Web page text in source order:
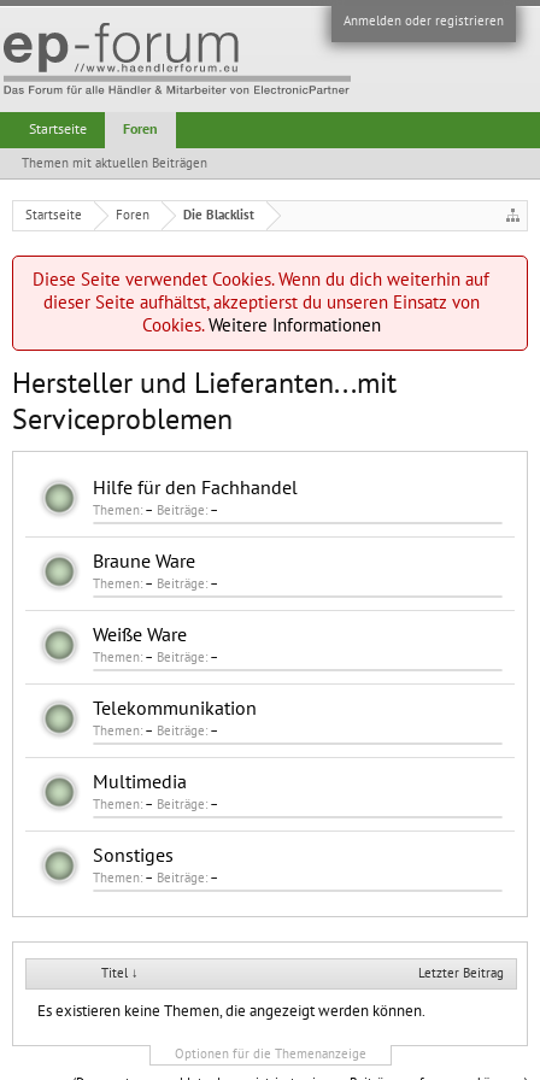
Anmelden oder registrieren
Startseite Foren Die Blacklist
Diese Seite verwendet Cookies. Wenn du dich weiterhin auf
dieser Seite aufhältst, akzeptierst du unseren Einsatz von
Cookies.Weitere Informationen
Hersteller und Lieferanten...mit
Serviceproblemen
Hilfe für den Fachhandel
Themen: – Beiträge: –
Braune Ware
Themen: – Beiträge: –
Weiße Ware
Themen: – Beiträge: –
Telekommunikation
Themen: – Beiträge: –
Multimedia
Themen: – Beiträge: –
Sonstiges
Themen: – Beiträge: –
Titel ↓ Letzter Beitrag
Es existieren keine Themen, die angezeigt werden können.
Optionen für die Themenanzeige
Startseite Foren
Themen mit aktuellen Beiträgen